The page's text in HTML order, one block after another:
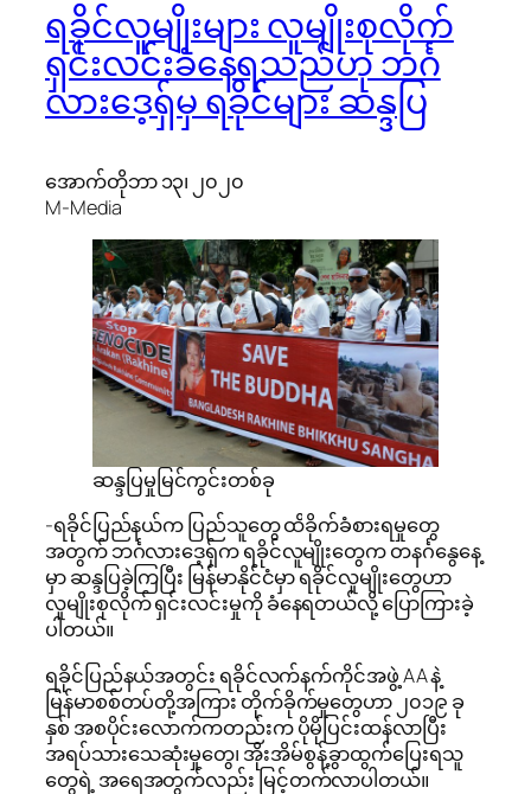
ရခိုင်လူမျိုးများ လူမျိုးစုလိုက်
ရှင်းလင်းခံနေရသည်ဟု ဘင်္ဂ
လားဒေ့ရှ်မှ ရခိုင်များ ဆန္ဒပြ
အောက်တိုဘာ ၁၃၊ ၂၀၂၀
M-Media
ဆန္ဒပြမှုမြင်ကွင်းတစ်ခု
-ရခိုင်ပြည်နယ်က ပြည်သူတွေ ထိခိုက်ခံစားရမှုတွေ
အတွက် ဘင်္ဂလားဒေ့ရှ်က ရခိုင်လူမျိုးတွေက တနင်္ဂနွေနေ့
မှာ ဆန္ဒပြခဲ့ကြပြီး မြန်မာနိုင်ငံမှာ ရခိုင်လူမျိုးတွေဟာ
လူမျိုးစုလိုက် ရှင်းလင်းမှုကို ခံနေရတယ်လို့ ပြောကြားခဲ့
ပါတယ်။
ရခိုင်ပြည်နယ်အတွင်း ရခိုင်လက်နက်ကိုင်အဖွဲ့ AA နဲ့
မြန်မာစစ်တပ်တို့အကြား တိုက်ခိုက်မှုတွေဟာ ၂၀၁၉ ခု
နှစ် အစပိုင်းလောက်ကတည်းက ပိုမိုပြင်းထန်လာပြီး
အရပ်သားသေဆုံးမှုတွေ၊ အိုးအိမ်စွန့်ခွာထွက်ပြေးရသူ
တွေရဲ့ အရေအတွက်လည်း မြင့်တက်လာပါတယ်။